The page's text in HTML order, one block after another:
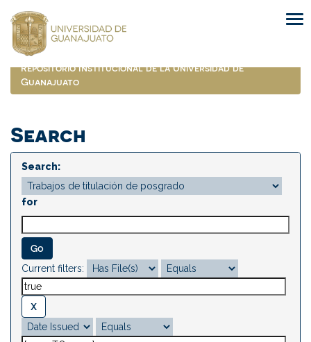
navigation
Repositorio Institucional de la Universidad de
Guanajuato
Search
Search:
for
Current filters: